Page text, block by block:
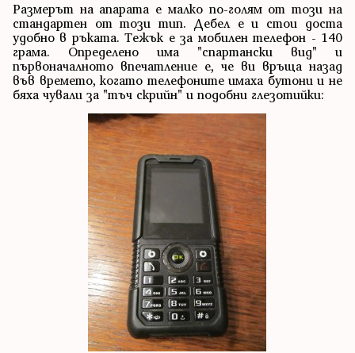
Размерът на апарата е малко по-голям от този на
стандартен от този тип. Дебел е и стои доста
удобно в ръката. Тежък е за мобилен телефон - 140
грама. Определено има "спартански вид" и
първоначалното впечатление е, че ви връща назад
във времето, когато телефоните имаха бутони и не
бяха чували за "тъч скрийн" и подобни глезотийки: